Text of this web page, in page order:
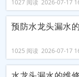
1027 阅读 2026-07-17
预防水龙头漏水
1025 阅读 2026-07-17